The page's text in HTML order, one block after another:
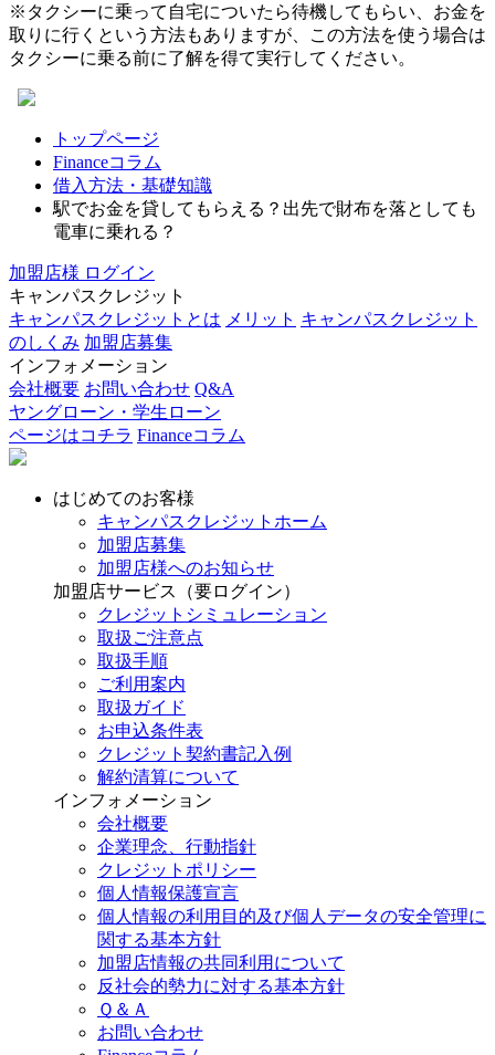
※タクシーに乗って自宅についたら待機してもらい、お金を
取りに行くという方法もありますが、この方法を使う場合は
タクシーに乗る前に了解を得て実行してください。
トップページ
Financeコラム
借入方法・基礎知識
駅でお金を貸してもらえる？出先で財布を落としても
電車に乗れる？
加盟店様 ログイン
キャンパスクレジット
キャンパスクレジットとは メリット キャンパスクレジット
のしくみ 加盟店募集
インフォメーション
会社概要 お問い合わせ Q&A
ヤングローン・学生ローン
ページはコチラ Financeコラム
はじめてのお客様
キャンパスクレジットホーム
加盟店募集
加盟店様へのお知らせ
加盟店サービス（要ログイン）
クレジットシミュレーション
取扱ご注意点
取扱手順
ご利用案内
取扱ガイド
お申込条件表
クレジット契約書記入例
解約清算について
インフォメーション
会社概要
企業理念、行動指針
クレジットポリシー
個人情報保護宣言
個人情報の利用目的及び個人データの安全管理に
関する基本方針
加盟店情報の共同利用について
反社会的勢力に対する基本方針
Ｑ＆Ａ
お問い合わせ